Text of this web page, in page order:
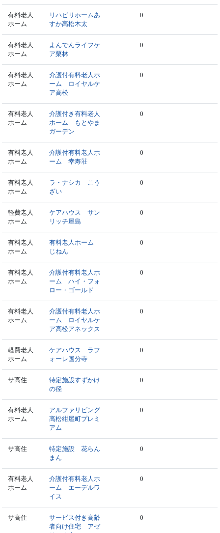
有料老人
ホーム
リハビリホームあ
すか高松木太
0
有料老人
ホーム
よんでんライフケ
ア栗林
0
有料老人
ホーム
介護付有料老人ホ
ーム ロイヤルケ
ア高松
0
有料老人
ホーム
介護付き有料老人
ホーム もとやま
ガーデン
0
有料老人
ホーム
介護付有料老人ホ
ーム 幸寿荘
0
有料老人
ホーム
ラ・ナシカ こう
ざい
0
軽費老人
ホーム
ケアハウス サン
リッチ屋島
0
有料老人
ホーム
有料老人ホーム
じねん
0
有料老人
ホーム
介護付有料老人ホ
ーム ハイ・フォ
ロー・ゴールド
0
有料老人
ホーム
介護付有料老人ホ
ーム ロイヤルケ
ア高松アネックス
0
軽費老人
ホーム
ケアハウス ラフ
ォーレ国分寺
0
サ高住
特定施設すずかけ
の径
0
有料老人
ホーム
アルファリビング
高松紺屋町プレミ
アム
0
サ高住
特定施設 花らん
まん
0
有料老人
ホーム
介護付有料老人ホ
ーム エーデルワ
イス
0
サ高住
サービス付き高齢
者向け住宅 アゼ
0